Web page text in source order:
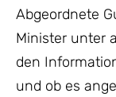
Abgeordnete
Minister unter
den
und ob es